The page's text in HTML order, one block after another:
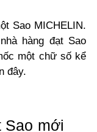
Sao MICHELIN.
hàng đạt Sao
một chữ số kể
đây.
Sao mới